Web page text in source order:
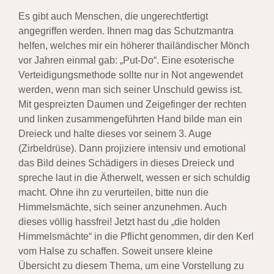
Es gibt auch Menschen, die ungerechtfertigt
angegriffen werden. Ihnen mag das Schutzmantra
helfen, welches mir ein höherer thailändischer Mönch
vor Jahren einmal gab: „Put-Do“. Eine esoterische
Verteidigungsmethode sollte nur in Not angewendet
werden, wenn man sich seiner Unschuld gewiss ist.
Mit gespreizten Daumen und Zeigefinger der rechten
und linken zusammengeführten Hand bilde man ein
Dreieck und halte dieses vor seinem 3. Auge
(Zirbeldrüse). Dann projiziere intensiv und emotional
das Bild deines Schädigers in dieses Dreieck und
spreche laut in die Ätherwelt, wessen er sich schuldig
macht. Ohne ihn zu verurteilen, bitte nun die
Himmelsmächte, sich seiner anzunehmen. Auch
dieses völlig hassfrei! Jetzt hast du „die holden
Himmelsmächte“ in die Pflicht genommen, dir den Kerl
vom Halse zu schaffen. Soweit unsere kleine
Übersicht zu diesem Thema, um eine Vorstellung zu